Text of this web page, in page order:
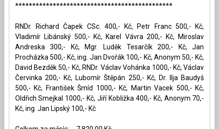
**********************************************
RNDr. Richard Čapek CSc. 400,- Kč, Petr Franc 500,- Kč,
Vladimír Libánský 500,- Kč, Karel Vávra 200,- Kč, Miroslav
Andreska 300,- Kč, Mgr. Luděk Tesarčík 200,- Kč, Jan
Procházka 500,- Kč, ing. Jan Dvořák 100,- Kč, Anonym 50,- Kč,
David Bezděk 50,- Kč, RNDr. Václav Vohánka 1000,- Kč, Václav
Červinka 200,- Kč, Lubomír Štěpán 250,- Kč, Dr. Ilja Baudyš
500,- Kč, František Šmíd 1000,- Kč, Martin Vacek 500,- Kč,
Oldřich Smejkal 1000,- Kč, Jiří Kobližka 400,- Kč, Anonym 70,-
Kč, ing. Jan Lipský 100,- Kč